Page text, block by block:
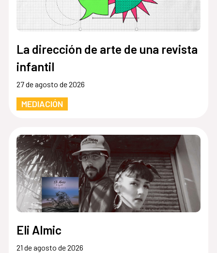
La dirección de arte de una revista
infantil
27 de agosto de 2026
MEDIACIÓN
Eli Almic
21 de agosto de 2026